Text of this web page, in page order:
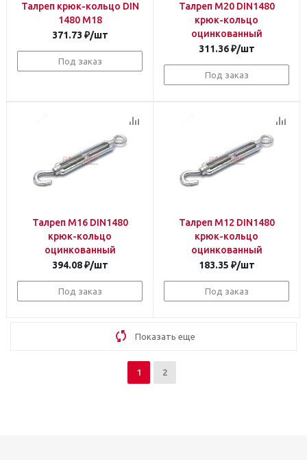
Талреп крюк-кольцо DIN
1480 М18
371.73 ₽/шт
Под заказ
Талреп М20 DIN1480
крюк-кольцо
оцинкованный
311.36₽/шт
Под заказ
Талреп М16 DIN1480
крюк-кольцо
оцинкованный
394.08₽/шт
Под заказ
Талреп М12 DIN1480
крюк-кольцо
оцинкованный
183.35 ₽/шт
Под заказ
Показать еще
1 2